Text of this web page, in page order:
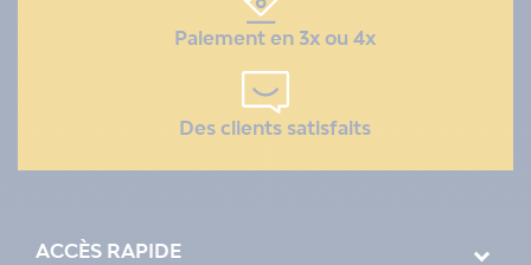
Paiement en 3x ou 4x
Des clients satisfaits
ACCÈS RAPIDE